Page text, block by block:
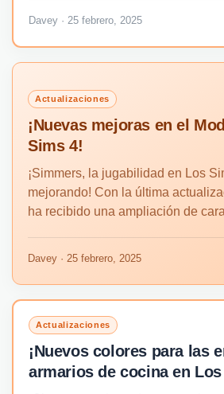
Davey · 25 febrero, 2025
Actualizaciones
¡Nuevas mejoras en el
Sims 4!
¡Simmers, la jugabilidad en Los
mejorando! Con la última
ha recibido una ampliación de
Davey · 25 febrero, 2025
Actualizaciones
¡Nuevos colores para las
armarios de cocina en